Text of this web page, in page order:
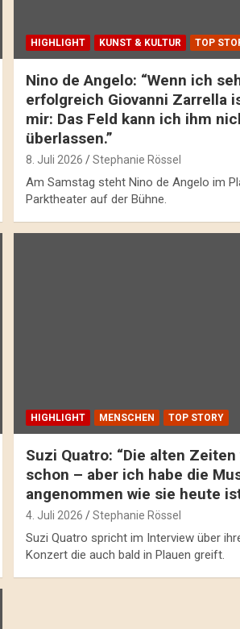
HIGHLIGHT KUNST & KULTUR TOP
Nino de Angelo: “Wenn ich
erfolgreich Giovanni Zarrella
mir: Das Feld kann ich ihm
überlassen.”
8. Juli 2026 Stephanie Rössel
Am Samstag steht Nino de Angelo im
Parktheater auf der Bühne.
HIGHLIGHT MENSCHEN TOP STORY
Suzi Quatro: “Die alten
schon – aber ich habe die
angenommen wie sie heute
4. Juli 2026 Stephanie Rössel
Suzi Quatro spricht im Interview über
Konzert die auch bald in Plauen greift.